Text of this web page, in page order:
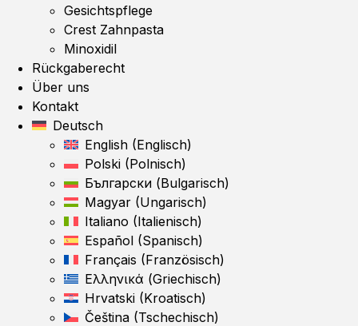
Gesichtspflege
Crest Zahnpasta
Minoxidil
Rückgaberecht
Über uns
Kontakt
Deutsch
English (Englisch)
Polski (Polnisch)
Български (Bulgarisch)
Magyar (Ungarisch)
Italiano (Italienisch)
Español (Spanisch)
Français (Französisch)
Ελληνικά (Griechisch)
Hrvatski (Kroatisch)
Čeština (Tschechisch)